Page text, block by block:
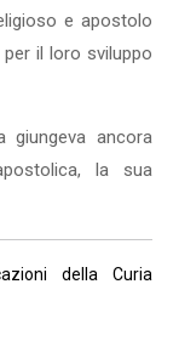
e apostolo
il loro sviluppo
ancora
la sua
della Curia